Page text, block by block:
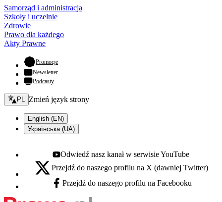
Samorząd i administracja
Szkoły i uczelnie
Zdrowie
Prawo dla każdego
Akty Prawne
Promocje- otwiera się w nowej karcie
Newsletter
Podcasty
Zmień język - bieżący:
PL Zmień język strony
English (EN)
Українська (UA)
Youtube - otwiera się w nowej karcie
Odwiedź nasz kanał w serwisie YouTube
X - otwiera się w nowej karcie
Przejdź do naszego profilu na X (dawniej Twitter)
Facebook - otwiera się w nowej karcie
Przejdź do naszego profilu na Facebooku